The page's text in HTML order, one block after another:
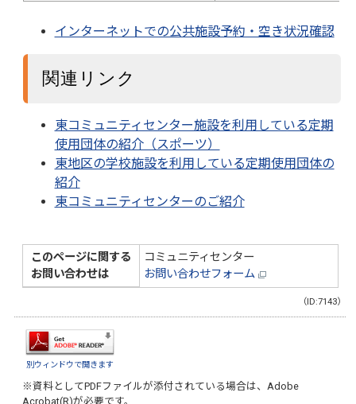
インターネットでの公共施設予約・空き状況確認
関連リンク
東コミュニティセンター施設を利用している定期
使用団体の紹介（スポーツ）
東地区の学校施設を利用している定期使用団体の
紹介
東コミュニティセンターのご紹介
このページに関する
お問い合わせは
コミュニティセンター
お問い合わせフォーム
（ID:7143）
別ウィンドウで開きます
※資料としてPDFファイルが添付されている場合は、Adobe
Acrobat(R)が必要です。